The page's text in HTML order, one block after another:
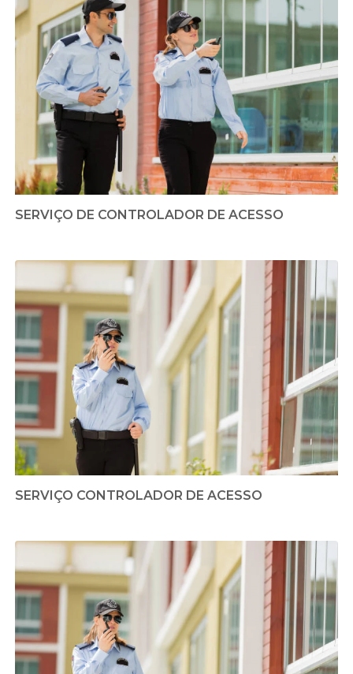
SERVIÇO DE CONTROLADOR DE ACESSO
SERVIÇO CONTROLADOR DE ACESSO